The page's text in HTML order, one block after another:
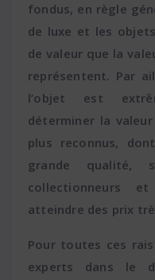
fondus, en règle
de luxe et les
de valeur que la
représentent. Par
l’objet est
déterminer la
plus reconnus,
grande qualité,
collectionneurs
atteindre des prix
Pour toutes ces
experts dans le